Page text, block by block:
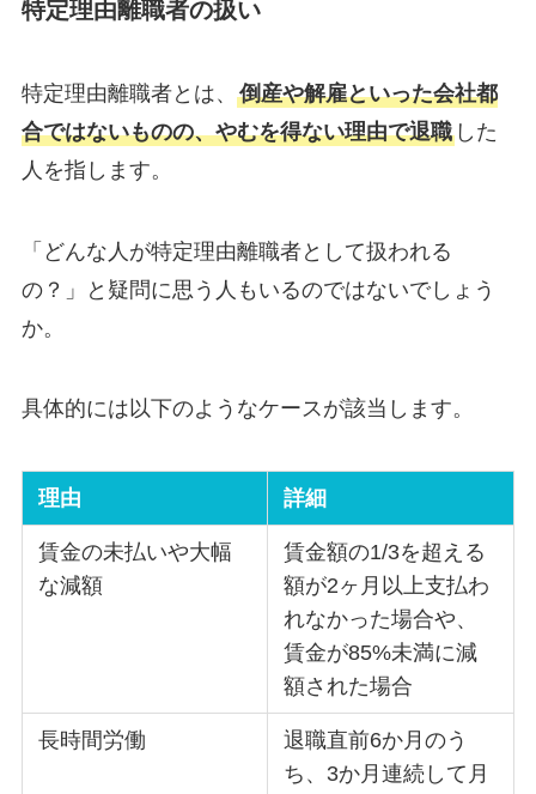
特定理由離職者の扱い
特定理由離職者とは、 倒産や解雇といった会社都
合ではないものの、やむを得ない理由で退職した
人を指します。
「どんな人が特定理由離職者として扱われる
の？」と疑問に思う人もいるのではないでしょう
か。
具体的には以下のようなケースが該当します。
理由 詳細
賃金の未払いや大幅
な減額
賃金額の1/3を超える
額が2ヶ月以上支払わ
れなかった場合や、
賃金が85%未満に減
額された場合
長時間労働
退職直前6か月のう
ち、3か月連続して月